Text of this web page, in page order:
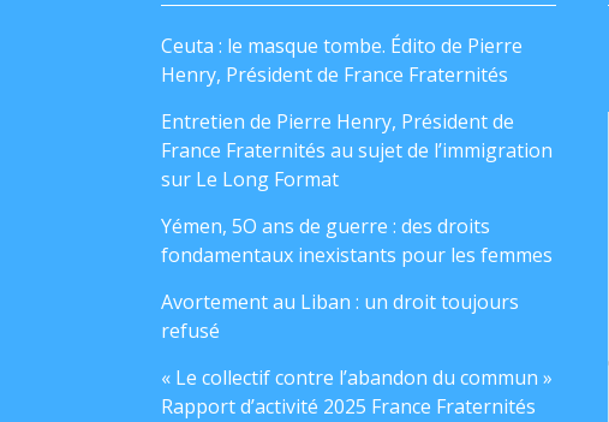
Ceuta : le masque tombe. Édito de Pierre
Henry, Président de France Fraternités
Entretien de Pierre Henry, Président de
France Fraternités au sujet de l’immigration
sur Le Long Format
Yémen, 5O ans de guerre : des droits
fondamentaux inexistants pour les femmes
Avortement au Liban : un droit toujours
refusé
« Le collectif contre l’abandon du commun »
Rapport d’activité 2025 France Fraternités